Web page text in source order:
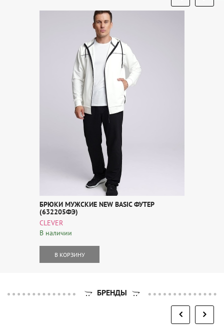
БРЮКИ МУЖСКИЕ NEW BASIC ФУТЕР
(632205ФЭ)
CLEVER
В наличии
В КОРЗИНУ
БРЕНДЫ